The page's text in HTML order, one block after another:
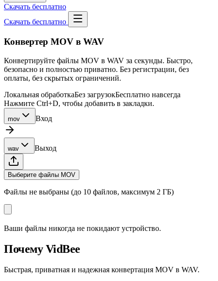
Скачать бесплатно
Скачать бесплатно
Конвертер MOV в WAV
Конвертируйте файлы MOV в WAV за секунды. Быстро,
безопасно и полностью приватно. Без регистрации, без
оплаты, без скрытых ограничений.
Локальная обработкаБез загрузокБесплатно навсегда
Нажмите Ctrl+D, чтобы добавить в закладки.
mov Вход
wav Выход
Выберите файлы MOV
Файлы не выбраны (до 10 файлов, максимум 2 ГБ)
Ваши файлы никогда не покидают устройство.
Почему VidBee
Быстрая, приватная и надежная конвертация MOV в WAV.